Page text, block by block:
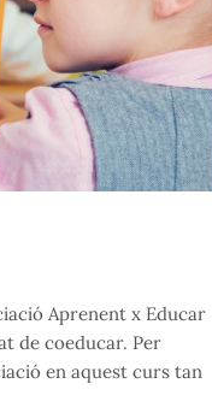
Aprenent x Educar
de coeducar. Per
en aquest curs tan